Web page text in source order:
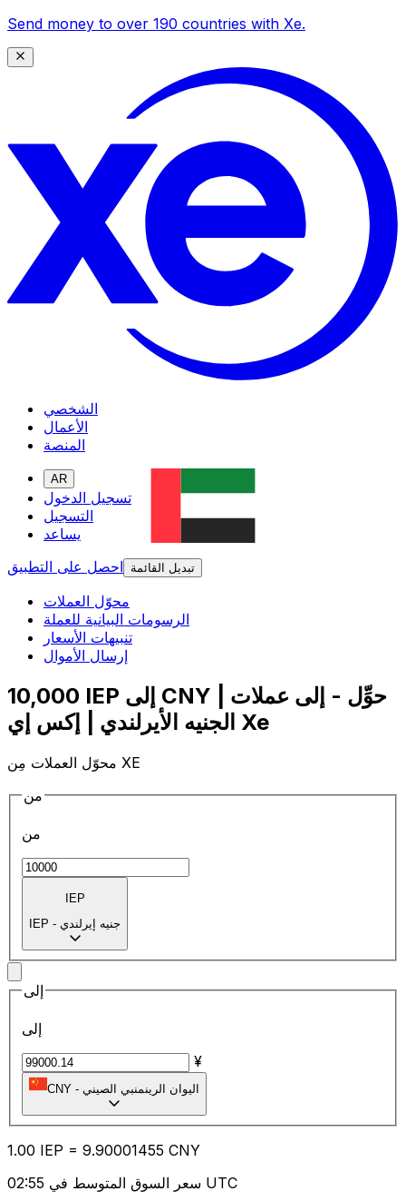
Send money to over 190 countries with Xe.
الشخصي
الأعمال
المنصة
AR
تسجيل الدخول
التسجيل
يساعد
احصل على التطبيق
تبديل القائمة
محوّل العملات
الرسومات البيانية للعملة
تنبيهات الأسعار
إرسال الأموال
10,000 IEP إلى CNY | حوِّل - إلى عملات
الجنيه الأيرلندي | إكس إي Xe
محوّل العملات مِن XE
من
من
IEP
IEP - جنيه إيرلندي
إلى
إلى
¥
CNY - اليوان الرينمنبي الصيني
1.00 IEP = 9.90001455 CNY
سعر السوق المتوسط في 02:55 UTC